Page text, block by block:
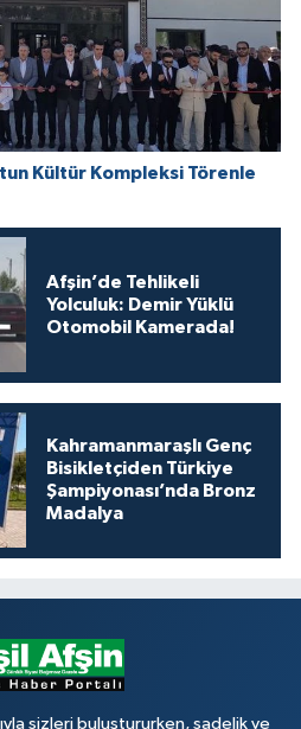
Kültür Kompleksi Törenle
Afşin’de Tehlikeli
Yolculuk: Demir Yüklü
Otomobil Kamerada!
Kahramanmaraşlı Genç
Bisikletçiden Türkiye
Şampiyonası’nda Bronz
Madalya
sizleri buluştururken, sadelik ve